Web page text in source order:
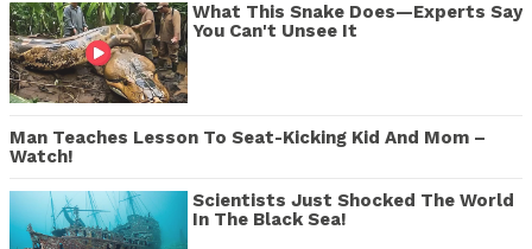
What This Snake Does—Experts Say
You Can't Unsee It
Man Teaches Lesson To Seat-Kicking Kid And Mom –
Watch!
Scientists Just Shocked The World
In The Black Sea!